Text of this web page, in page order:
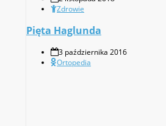
Zdrowie
Pięta Haglunda
3 października 2016
Ortopedia